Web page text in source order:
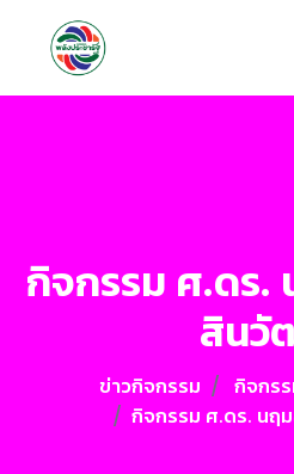
กิจกรรม ศ.ดร
สินวั
ข่าวกิจกรรม
กิจกร
กิจกรรม ศ.ดร. น